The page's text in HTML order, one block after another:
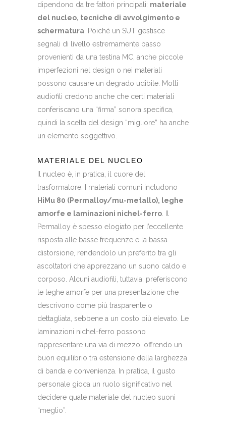
dipendono da tre fattori principali: materiale
del nucleo, tecniche di avvolgimento e
schermatura. Poiché un SUT gestisce
segnali di livello estremamente basso
provenienti da una testina MC, anche piccole
imperfezioni nel design o nei materiali
possono causare un degrado udibile. Molti
audiofili credono anche che certi materiali
conferiscano una “firma” sonora specifica,
quindi la scelta del design “migliore” ha anche
un elemento soggettivo.
MATERIALE DEL NUCLEO
Il nucleo è, in pratica, il cuore del
trasformatore. I materiali comuni includono
HiMu 80 (Permalloy/mu-metallo), leghe
amorfe e laminazioni nichel-ferro. Il
Permalloy è spesso elogiato per l’eccellente
risposta alle basse frequenze e la bassa
distorsione, rendendolo un preferito tra gli
ascoltatori che apprezzano un suono caldo e
corposo. Alcuni audiofili, tuttavia, preferiscono
le leghe amorfe per una presentazione che
descrivono come più trasparente o
dettagliata, sebbene a un costo più elevato. Le
laminazioni nichel-ferro possono
rappresentare una via di mezzo, offrendo un
buon equilibrio tra estensione della larghezza
di banda e convenienza. In pratica, il gusto
personale gioca un ruolo significativo nel
decidere quale materiale del nucleo suoni
“meglio”.